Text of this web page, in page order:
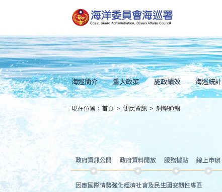
到
主
內
容
Skip
to
main
content
海巡簡介 重大政策 施政績效 海巡統計
::: 現在位置： 首頁 > 便民資訊 > 射擊通報
政府資訊公開 政府資料開放 服務據點 線上申辦
因應國際情勢強化經濟社會及民生國安韌性專區